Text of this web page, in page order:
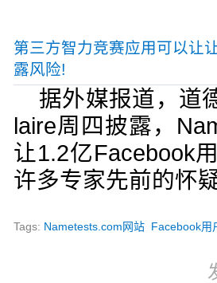
第三方智力竞赛应用可以让
露风险!
据外媒报道，道
laire周四披露，
让1.2亿Facebook
许多专家先前的怀
Tags: Nametests.com网站 Facebook用